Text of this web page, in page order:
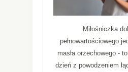
Miłośniczka
pełnowartościowego
masła orzechowego -
dzień z powodzeniem